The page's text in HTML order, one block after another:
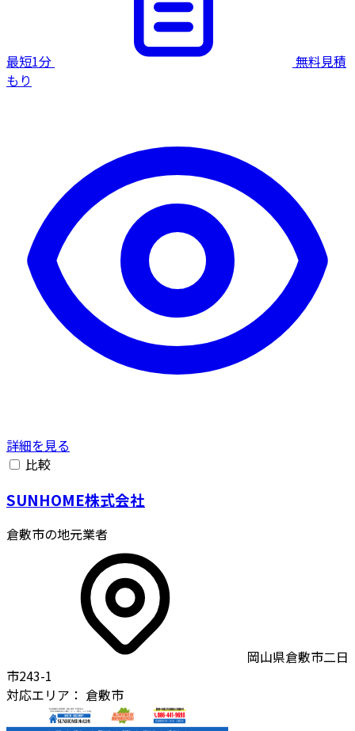
最短1分
無料見積
もり
詳細を見る
比較
SUNHOME株式会社
倉敷市の地元業者
岡山県倉敷市二日
市243-1
対応エリア： 倉敷市